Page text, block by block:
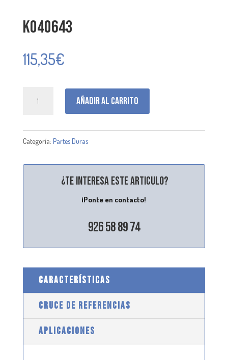
K040643
115,35€
Añadir al carrito
Categoría: Partes Duras
¿Te interesa este articulo?
¡Ponte en contacto!
926 58 89 74
CARACTERÍSTICAS
CRUCE DE REFERENCIAS
APLICACIONES